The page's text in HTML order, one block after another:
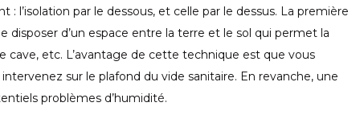
: l’isolation par le dessous, et celle par le dessus. La première
disposer d’un espace entre la terre et le sol qui permet la
cave, etc. L’avantage de cette technique est que vous
sur le plafond du vide sanitaire. En revanche, une
problèmes d’humidité.